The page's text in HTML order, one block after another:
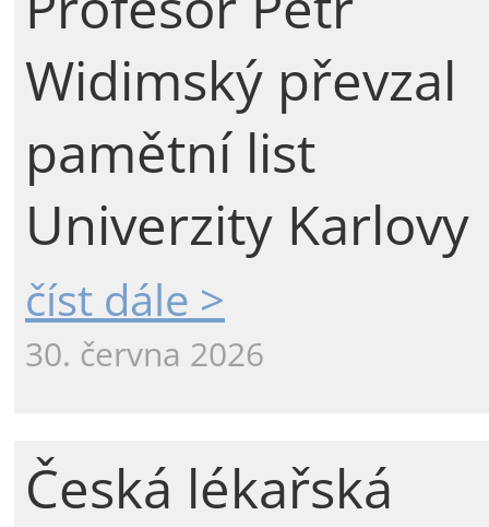
Widimský převzal
pamětní list
Univerzity Karlovy
číst dále >
30. června 2026
Česká lékařská